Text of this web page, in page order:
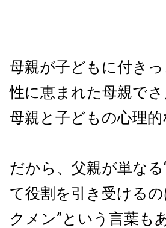
母親が子どもに付き
性に恵まれた母親で
母親と子どもの心理
だから、父親が単な
て役割を引き受ける
クメン”という言葉も